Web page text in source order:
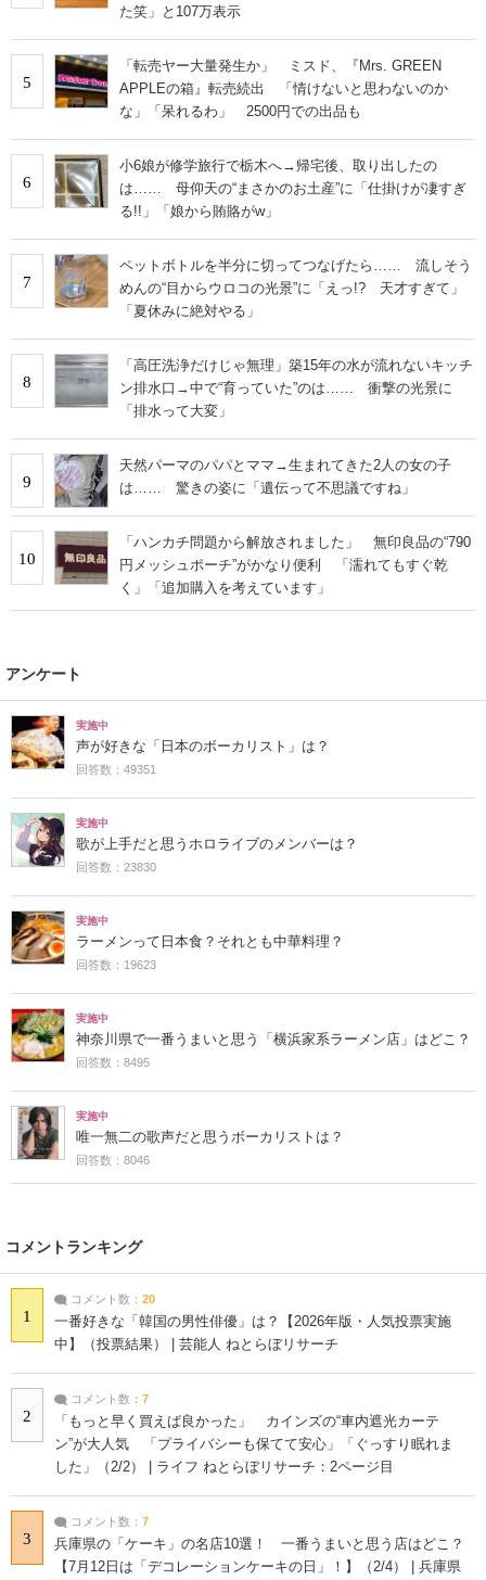
た笑」と107万表示
5
「転売ヤー大量発生か」 ミスド、『Mrs. GREEN
APPLEの箱』転売続出 「情けないと思わないのか
な」「呆れるわ」 2500円での出品も
6
小6娘が修学旅行で栃木へ→帰宅後、取り出したの
は…… 母仰天の“まさかのお土産”に「仕掛けが凄すぎ
る!!」「娘から賄賂がw」
7
ペットボトルを半分に切ってつなげたら…… 流しそう
めんの“目からウロコの光景”に「えっ!? 天才すぎて」
「夏休みに絶対やる」
8
「高圧洗浄だけじゃ無理」築15年の水が流れないキッチ
ン排水口→中で“育っていた”のは…… 衝撃の光景に
「排水って大変」
9
天然パーマのパパとママ→生まれてきた2人の女の子
は…… 驚きの姿に「遺伝って不思議ですね」
10
「ハンカチ問題から解放されました」 無印良品の“790
円メッシュポーチ”がかなり便利 「濡れてもすぐ乾
く」「追加購入を考えています」
アンケート
実施中
声が好きな「日本のボーカリスト」は？
回答数：49351
実施中
歌が上手だと思うホロライブのメンバーは？
回答数：23830
実施中
ラーメンって日本食？それとも中華料理？
回答数：19623
実施中
神奈川県で一番うまいと思う「横浜家系ラーメン店」はどこ？
回答数：8495
実施中
唯一無二の歌声だと思うボーカリストは？
回答数：8046
コメントランキング
1
コメント数： 20
一番好きな「韓国の男性俳優」は？【2026年版・人気投票実施
中】（投票結果） | 芸能人 ねとらぼリサーチ
2
コメント数： 7
「もっと早く買えば良かった」 カインズの“車内遮光カーテ
ン”が大人気 「プライバシーも保てて安心」「ぐっすり眠れま
した」（2/2） | ライフ ねとらぼリサーチ：2ページ目
3
コメント数： 7
兵庫県の「ケーキ」の名店10選！ 一番うまいと思う店はどこ？
【7月12日は「デコレーションケーキの日」！】（2/4） | 兵庫県